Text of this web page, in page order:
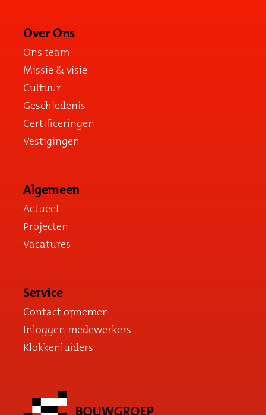
Over Ons
Ons team
Missie & visie
Cultuur
Geschiedenis
Certificeringen
Vestigingen
Algemeen
Actueel
Projecten
Vacatures
Service
Contact opnemen
Inloggen medewerkers
Klokkenluiders